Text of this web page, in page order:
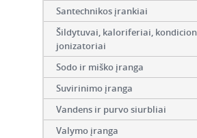
Santechnikos įrankiai
Šildytuvai, kaloriferiai,
jonizatoriai
Sodo ir miško įranga
Suvirinimo įranga
Vandens ir purvo siurbliai
Valymo įranga